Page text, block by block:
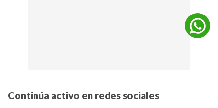
Continúa activo en redes sociales